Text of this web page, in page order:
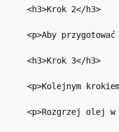
<h3>Krok 2</h3>
<p>Aby
<h3>Krok 3</h3>
<p>Kolejnym
<p>Rozgrzej olej